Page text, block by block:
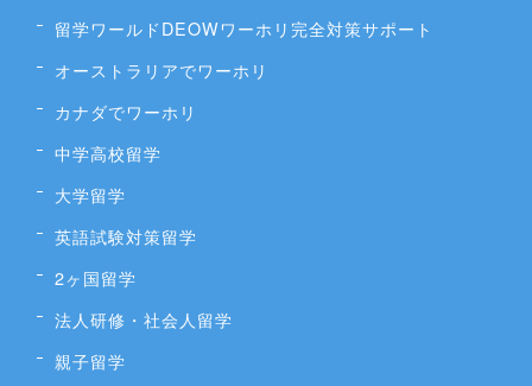
留学ワールドDEOWワーホリ完全対策サポート
オーストラリアでワーホリ
カナダでワーホリ
中学高校留学
大学留学
英語試験対策留学
2ヶ国留学
法人研修・社会人留学
親子留学